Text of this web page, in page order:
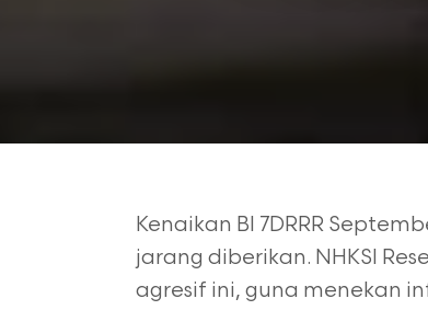
Kenaikan BI 7DRRR
jarang diberikan. NHKSI
agresif ini, guna menekan